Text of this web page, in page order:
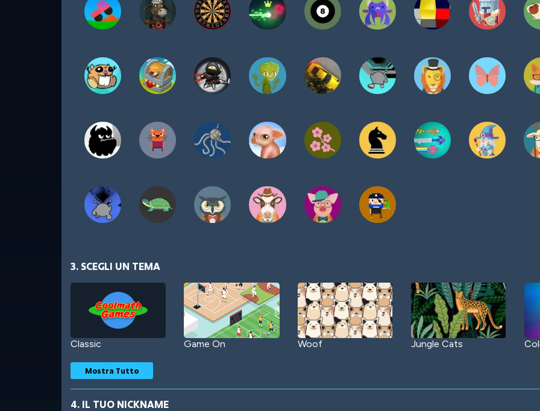
3. SCEGLI UN TEMA
Classic Game On Woof Jungle Cats
Mostra Tutto
4. IL TUO NICKNAME